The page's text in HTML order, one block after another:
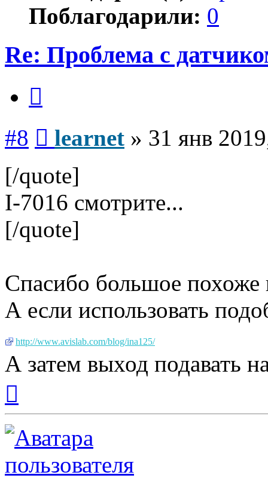
Поблагодарили: 0
Re: Проблема с
#8 learnet » 31 янв
[/quote]
I-7016 смотрите...
[/quote]
Спасибо большое
А если использовать
http://www.avislab.com/blog/ina125/
А затем выход подавать
началу